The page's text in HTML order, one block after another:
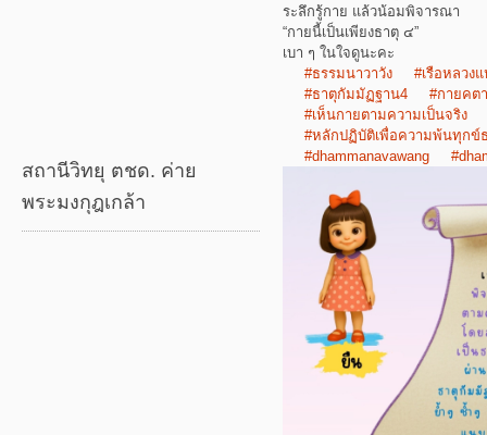
สถานีวิทยุ ตชด. ค่าย
พระมงกุฎเกล้า
ระลึกรู้กาย แล้วน้อมพิจารณา
“กายนี้เป็นเพียงธาตุ ๔”
เบา ๆ ในใจดูนะคะ
#ธรรมนาวาวัง
#เรือหลวง
#ธาตุกัมมัฏฐาน4
#กายคต
#เห็นกายตามความเป็นจริง
#หลักปฏิบัติเพื่อความพ้นทุกข์
#dhammanavawang